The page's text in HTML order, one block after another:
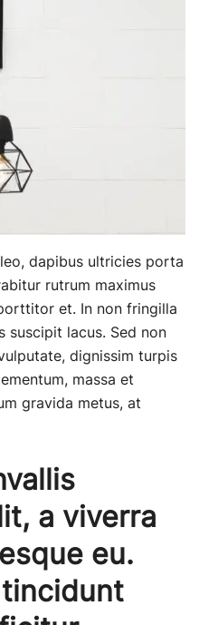
dapibus ultricies porta
rutrum maximus
et. In non fringilla
suscipit lacus. Sed non
dignissim turpis
massa et
gravida metus, at
a viverra
eu.